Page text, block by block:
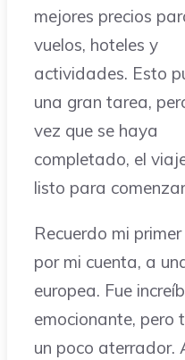
mejores precios
vuelos, hoteles y
actividades. Esto
una gran tarea,
vez que se haya
completado, el
listo para
Recuerdo mi
por mi cuenta, a
europea. Fue
emocionante, pero
un poco aterrador.